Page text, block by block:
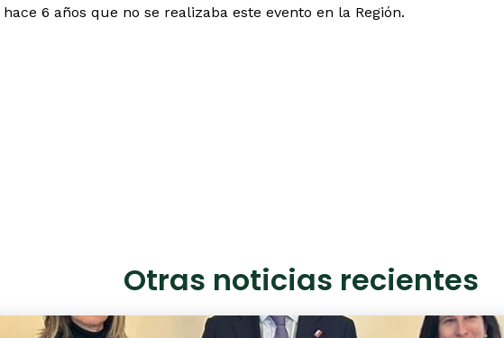
6 años que no se realizaba este evento en la Región.
Otras noticias recientes